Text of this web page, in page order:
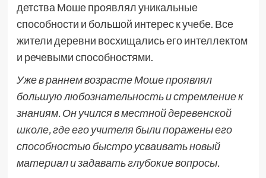
детства Моше проявлял уникальные
способности и большой интерес к учебе. Все
жители деревни восхищались его интеллектом
и речевыми способностями.
Уже в раннем возрасте Моше проявлял
большую любознательность и стремление к
знаниям. Он учился в местной деревенской
школе, где его учителя были поражены его
способностью быстро усваивать новый
материал и задавать глубокие вопросы.